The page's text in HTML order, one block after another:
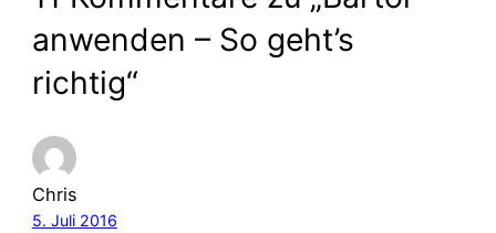
anwenden – So geht’s
richtig“
Chris
5. Juli 2016